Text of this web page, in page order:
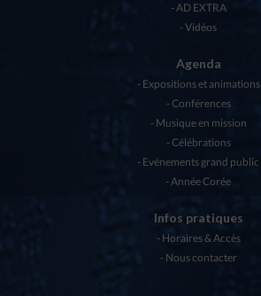
AD EXTRA
Vidéos
Agenda
Expositions et animations
Conférences
Musique en mission
Célébrations
Evénements grand public
Année Corée
Infos pratiques
Horaires & Accès
Nous contacter